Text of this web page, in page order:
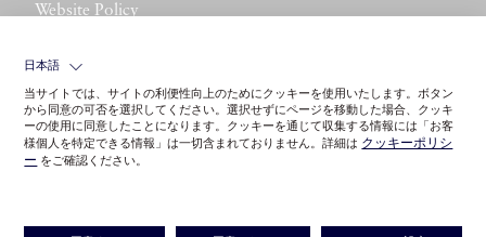
Website Policy
日本語
当サイトでは、サイトの利便性向上のためにクッキーを使用いたします。ボタン
から同意の可否を選択してください。選択せずにページを移動した場合、クッキ
ーの使用に同意したことになります。クッキーを通じて収集する情報には「お客
様個人を特定できる情報」は一切含まれておりません。詳細は クッキーポリシ
ー をご確認ください。